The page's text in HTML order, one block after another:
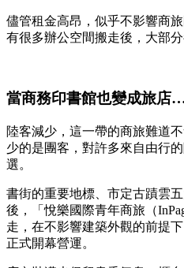
儘管租金高昂，似乎不影響商
有很多辦公空間搬走後，大部
當商務印書館也變成旅
陸客減少，這一帶的商旅難道
少的是團客，對許多來自由行
選。
書街的重要地標、市定古蹟雲
後，「悅樂國際青年商旅（
走，在不影響建築外觀的前提
正式開幕營運。